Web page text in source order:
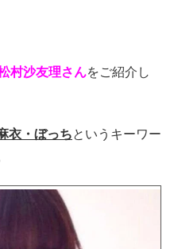
村沙友理さんをご紹介し
衣・ぼっちというキーワー